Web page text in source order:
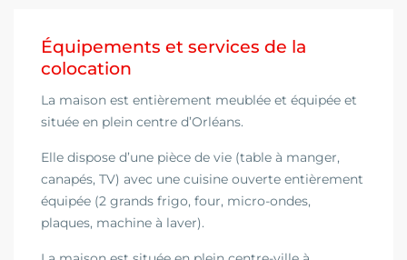
Équipements et services de la
colocation
La maison est entièrement meublée et équipée et
située en plein centre d’Orléans.
Elle dispose d’une pièce de vie (table à manger,
canapés, TV) avec une cuisine ouverte entièrement
équipée (2 grands frigo, four, micro-ondes,
plaques, machine à laver).